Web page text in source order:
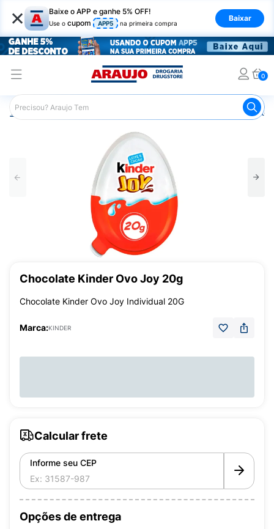
× Baixe o APP e ganhe 5% OFF!
Use o cupom APP5 na primeira compra
Baixar
0
Araujo Mercado
Chocolate Kinder Ovo Joy 20g
Chocolate Kinder Ovo Joy Individual 20G
Marca:KINDER
Calcular frete
Informe seu CEP
Opções de entrega